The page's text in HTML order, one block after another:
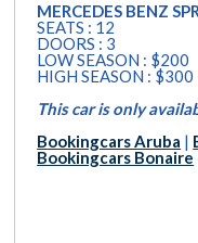
MERCEDES BENZ
SEATS : 12
DOORS : 3
LOW SEASON : $200
HIGH SEASON : $300
This car is only
Bookingcars Aruba |
Bookingcars Bonaire